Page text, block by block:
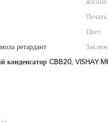
жизни:
Печать:
Цвет:
ретардант
конденсатор CBB20, VISHAY